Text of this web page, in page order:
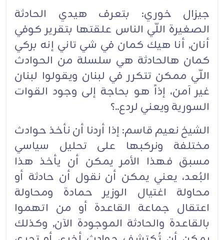
جيزال خوري: بتعرف هيدي الحادثة
الصغيرة اللّي الناس علقتها بتقرير كوفي
أنان, أنا هيك كمان في شي تاني إنه بركي
كمان هالحادثة هي سلسلة من الحوادث
اللّي ممكن تتكرر في لبنان ويقولوا لبنان
غير آمن، إذاً هو بحاجة إلى وجود القوات
السورية ويعني لردع..؟‏
الشيخ نعيم قاسم: إذا أردنا أن نأخذ حوادث
مختلفة ونركبها على تحليل سياسي
مسبق فهذا الأمر يمكن أن يأخذ هذا
البُعد، يعني يمكن أن نقول أن حادثة أو
محاولة اغتيال الوزير حمادة ومحاولة
اعتقال جماعة القاعدة أو من اتهموا
بالقاعدة والحادثة الموجودة الآن, وكذلك